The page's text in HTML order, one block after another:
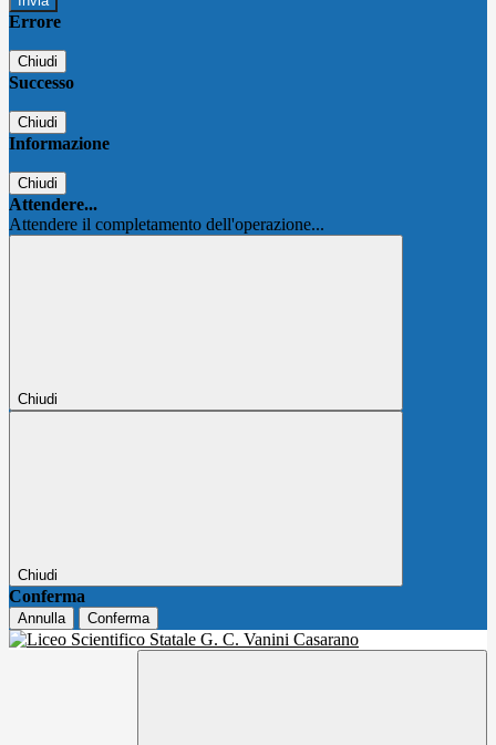
Errore
Chiudi
Successo
Chiudi
Informazione
Chiudi
Attendere...
Attendere il completamento dell'operazione...
Chiudi
Chiudi
Conferma
Annulla Conferma